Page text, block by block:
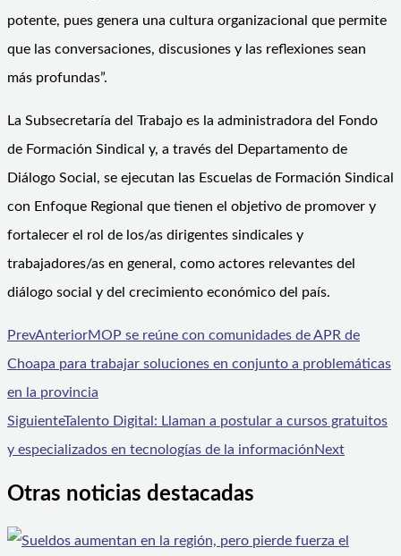
potente, pues genera una cultura organizacional que permite
que las conversaciones, discusiones y las reflexiones sean
más profundas”.
La Subsecretaría del Trabajo es la administradora del Fondo
de Formación Sindical y, a través del Departamento de
Diálogo Social, se ejecutan las Escuelas de Formación Sindical
con Enfoque Regional que tienen el objetivo de promover y
fortalecer el rol de los/as dirigentes sindicales y
trabajadores/as en general, como actores relevantes del
diálogo social y del crecimiento económico del país.
PrevAnteriorMOP se reúne con comunidades de APR de
Choapa para trabajar soluciones en conjunto a problemáticas
en la provincia
SiguienteTalento Digital: Llaman a postular a cursos gratuitos
y especializados en tecnologías de la informaciónNext
Otras noticias destacadas